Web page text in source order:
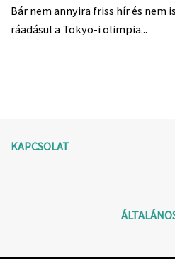
Bár nem annyira friss hír és
ráadásul a Tokyo-i olimpia...
KAPCSOLAT